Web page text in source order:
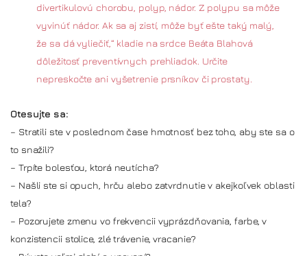
divertikulovú chorobu, polyp, nádor. Z polypu sa môže
vyvinúť nádor. Ak sa aj zistí, môže byť ešte taký malý,
že sa dá vyliečiť,“ kladie na srdce Beáta Blahová
dôležitosť preventívnych prehliadok. Určite
nepreskočte ani vyšetrenie prsníkov či prostaty.
Otesujte sa:
– Stratili ste v poslednom čase hmotnosť bez toho, aby ste sa o
to snažili?
– Trpíte bolesťou, ktorá neutícha?
– Našli ste si opuch, hrču alebo zatvrdnutie v akejkoľvek oblasti
tela?
– Pozorujete zmenu vo frekvencii vyprázdňovania, farbe, v
konzistencii stolice, zlé trávenie, vracanie?